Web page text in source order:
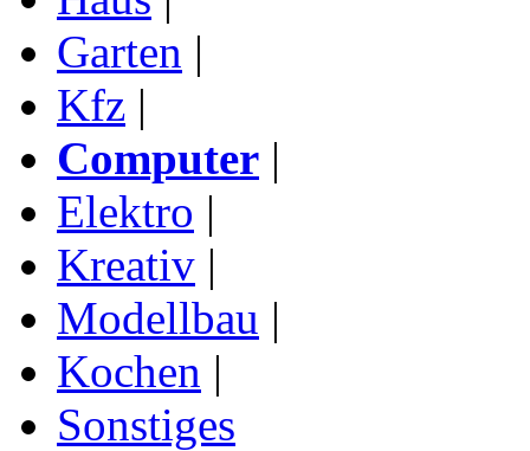
Garten |
Kfz |
Computer |
Elektro |
Kreativ |
Modellbau |
Kochen |
Sonstiges